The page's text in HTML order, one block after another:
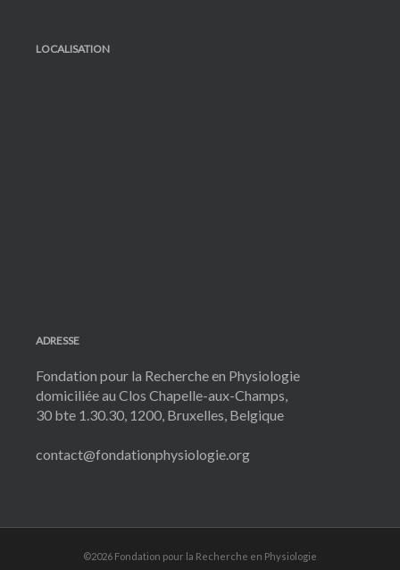
LOCALISATION
ADRESSE
Fondation pour la Recherche en Physiologie
domiciliée au Clos Chapelle-aux-Champs,
30 bte 1.30.30, 1200, Bruxelles, Belgique
contact@fondationphysiologie.org
©2026 Fondation pour la Recherche en Physiologie